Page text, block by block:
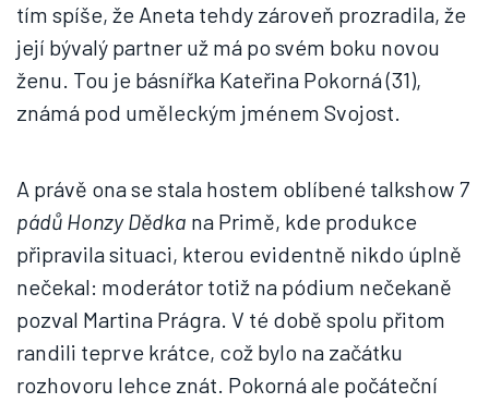
tím spíše, že Aneta tehdy zároveň prozradila, že
její bývalý partner už má po svém boku novou
ženu. Tou je básnířka Kateřina Pokorná (31),
známá pod uměleckým jménem Svojost.
A právě ona se stala hostem oblíbené talkshow 7
pádů Honzy Dědka na Primě, kde produkce
připravila situaci, kterou evidentně nikdo úplně
nečekal: moderátor totiž na pódium nečekaně
pozval Martina Prágra. V té době spolu přitom
randili teprve krátce, což bylo na začátku
rozhovoru lehce znát. Pokorná ale počáteční